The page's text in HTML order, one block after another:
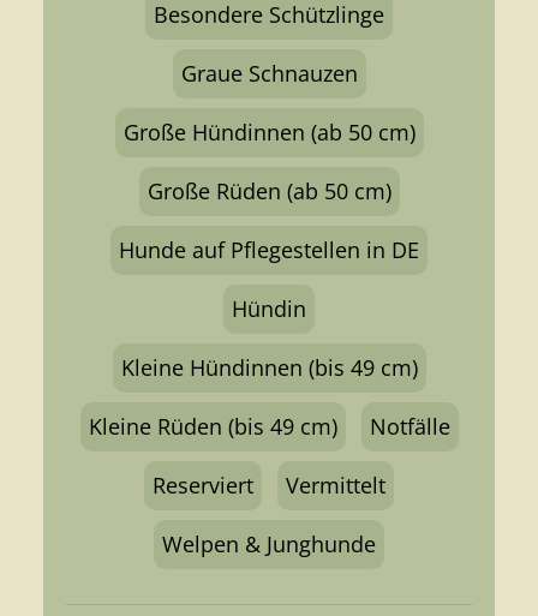
Besondere Schützlinge
Graue Schnauzen
Große Hündinnen (ab 50 cm)
Große Rüden (ab 50 cm)
Hunde auf Pflegestellen in DE
Hündin
Kleine Hündinnen (bis 49 cm)
Kleine Rüden (bis 49 cm) Notfälle
Reserviert Vermittelt
Welpen & Junghunde